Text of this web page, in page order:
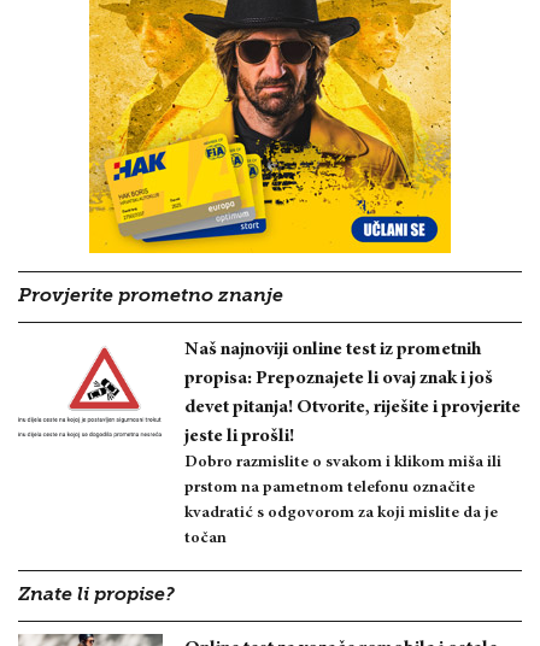
Provjerite prometno znanje
Naš najnoviji online test iz prometnih
propisa: Prepoznajete li ovaj znak i još
devet pitanja! Otvorite, riješite i provjerite
jeste li prošli!
Dobro razmislite o svakom i klikom miša ili
prstom na pametnom telefonu označite
kvadratić s odgovorom za koji mislite da je
točan
Znate li propise?